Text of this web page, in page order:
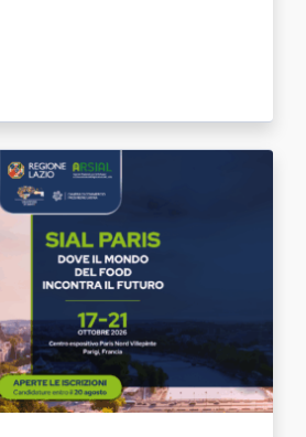
LAZIO E ARSIAL INVITANO